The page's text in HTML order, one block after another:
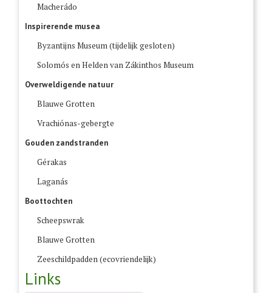
Macherádo
Inspirerende musea
Byzantijns Museum (tijdelijk gesloten)
Solomós en Helden van Zákinthos Museum
Overweldigende natuur
Blauwe Grotten
Vrachiónas-gebergte
Gouden zandstranden
Gérakas
Laganás
Boottochten
Scheepswrak
Blauwe Grotten
Zeeschildpadden (ecovriendelijk)
Links